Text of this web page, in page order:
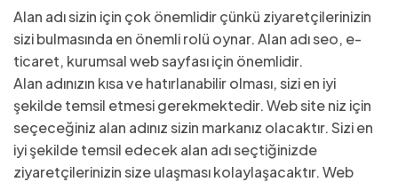
Alan adı sizin için çok önemlidir çünkü ziyaretçilerinizin
sizi bulmasında en önemli rolü oynar. Alan adı seo, e-
ticaret, kurumsal web sayfası için önemlidir.
Alan adınızın kısa ve hatırlanabilir olması, sizi en iyi
şekilde temsil etmesi gerekmektedir. Web site niz için
seçeceğiniz alan adınız sizin markanız olacaktır. Sizi en
iyi şekilde temsil edecek alan adı seçtiğinizde
ziyaretçilerinizin size ulaşması kolaylaşacaktır. Web